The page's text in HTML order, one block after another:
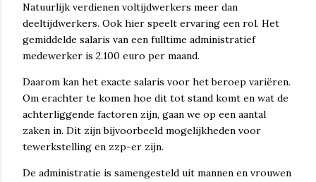
Natuurlijk verdienen voltijdwerkers meer dan
deeltijdwerkers. Ook hier speelt ervaring een rol. Het
gemiddelde salaris van een fulltime administratief
medewerker is 2.100 euro per maand.
Daarom kan het exacte salaris voor het beroep variëren.
Om erachter te komen hoe dit tot stand komt en wat de
achterliggende factoren zijn, gaan we op een aantal
zaken in. Dit zijn bijvoorbeeld mogelijkheden voor
tewerkstelling en zzp-er zijn.
De administratie is samengesteld uit mannen en vrouwen